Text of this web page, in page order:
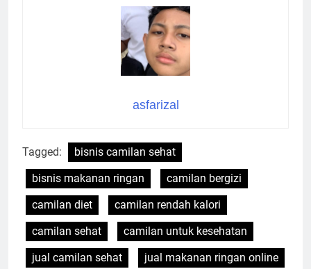
asfarizal
Tagged:
bisnis camilan sehat
bisnis makanan ringan
camilan bergizi
camilan diet
camilan rendah kalori
camilan sehat
camilan untuk kesehatan
jual camilan sehat
jual makanan ringan online